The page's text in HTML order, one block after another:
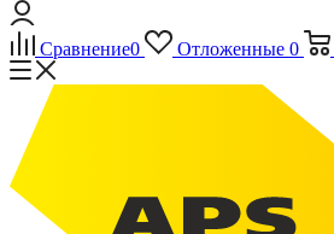
Сравнение0 Отложенные 0